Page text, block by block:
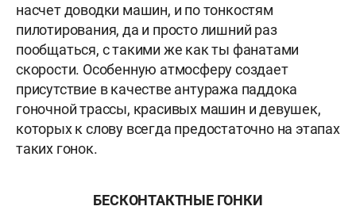
насчет доводки машин, и по тонкостям
пилотирования, да и просто лишний раз
пообщаться, с такими же как ты фанатами
скорости. Особенную атмосферу создает
присутствие в качестве антуража паддока
гоночной трассы, красивых машин и девушек,
которых к слову всегда предостаточно на этапах
таких гонок.
БЕСКОНТАКТНЫЕ ГОНКИ